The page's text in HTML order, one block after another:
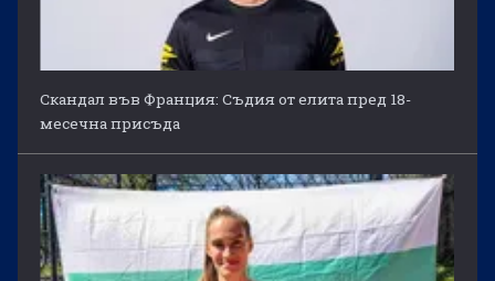
Скандал във Франция: Съдия от елита пред 18-
месечна присъда